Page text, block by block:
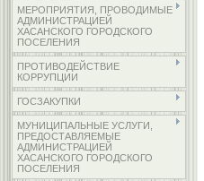
МЕРОПРИЯТИЯ, ПРОВОДИМЫЕ
АДМИНИСТРАЦИЕЙ
ХАСАНСКОГО ГОРОДСКОГО
ПОСЕЛЕНИЯ
ПРОТИВОДЕЙСТВИЕ
КОРРУПЦИИ
ГОСЗАКУПКИ
МУНИЦИПАЛЬНЫЕ УСЛУГИ,
ПРЕДОСТАВЛЯЕМЫЕ
АДМИНИСТРАЦИЕЙ
ХАСАНСКОГО ГОРОДСКОГО
ПОСЕЛЕНИЯ